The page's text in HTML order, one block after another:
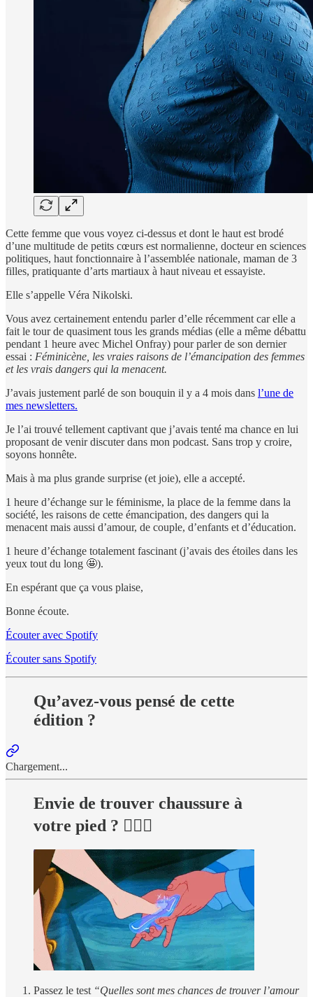
Cette femme que vous voyez ci-dessus et dont le haut est brodé
d’une multitude de petits cœurs est normalienne, docteur en sciences
politiques, haut fonctionnaire à l’assemblée nationale, maman de 3
filles, pratiquante d’arts martiaux à haut niveau et essayiste.
Elle s’appelle Véra Nikolski.
Vous avez certainement entendu parler d’elle récemment car elle a
fait le tour de quasiment tous les grands médias (elle a même débattu
pendant 1 heure avec Michel Onfray) pour parler de son dernier
essai : Féminicène, les vraies raisons de l’émancipation des femmes
et les vrais dangers qui la menacent.
J’avais justement parlé de son bouquin il y a 4 mois dans l’une de
mes newsletters.
Je l’ai trouvé tellement captivant que j’avais tenté ma chance en lui
proposant de venir discuter dans mon podcast. Sans trop y croire,
soyons honnête.
Mais à ma plus grande surprise (et joie), elle a accepté.
1 heure d’échange sur le féminisme, la place de la femme dans la
société, les raisons de cette émancipation, des dangers qui la
menacent mais aussi d’amour, de couple, d’enfants et d’éducation.
1 heure d’échange totalement fascinant (j’avais des étoiles dans les
yeux tout du long 🤩).
En espérant que ça vous plaise,
Bonne écoute.
Écouter avec Spotify
Écouter sans Spotify
Qu’avez-vous pensé de cette
édition ?
Chargement...
Envie de trouver chaussure à
votre pied ? 👩‍❤️‍👨
Passez le test “Quelles sont mes chances de trouver l’amour